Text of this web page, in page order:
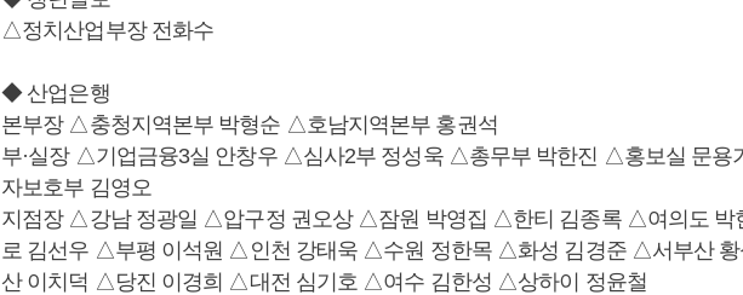
△정치산업부장 전화수
◆ 산업은행
본부장 △충청지역본부 박형순 △호남지역본부 홍권석
부·실장 △기업금융3실 안창우 △심사2부 정성욱 △총무부 박한진 △홍보실 문용
자보호부 김영오
지점장 △강남 정광일 △압구정 권오상 △잠원 박영집 △한티 김종록 △여의도
로 김선우 △부평 이석원 △인천 강태욱 △수원 정한목 △화성 김경준 △서부산
산 이치덕 △당진 이경희 △대전 심기호 △여수 김한성 △상하이 정윤철